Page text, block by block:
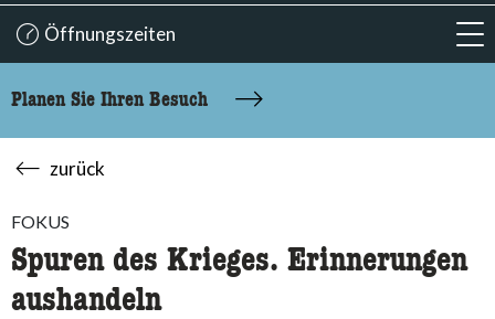
Öffnungszeiten
Planen Sie Ihren Besuch
zurück
FOKUS
Spuren des Krieges. Erinnerungen
aushandeln